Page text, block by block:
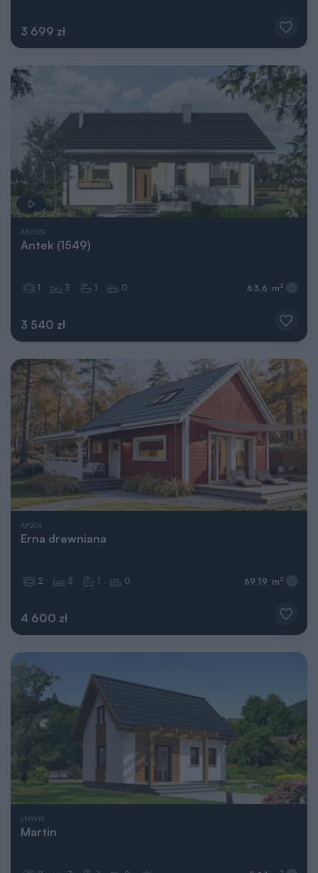
3 699 zł
AN1549
Antek (1549)
3 540 zł
1 3 1 0 63,6 m 2
AP204
Erna drewniana
4 600 zł
2 3 1 0 69,19 m 2
LMW18
Martin